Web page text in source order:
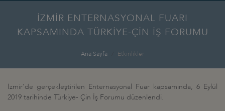
İZMİR ENTERNASYONAL FUARI
KAPSAMINDA TÜRKİYE-ÇİN İŞ FORUMU
Ana Sayfa Etkinlikler
İzmir'de gerçekleştirilen Enternasyonal Fuar kapsamında, 6 Eylül
2019 tarihinde Türkiye- Çin İş Forumu düzenlendi.